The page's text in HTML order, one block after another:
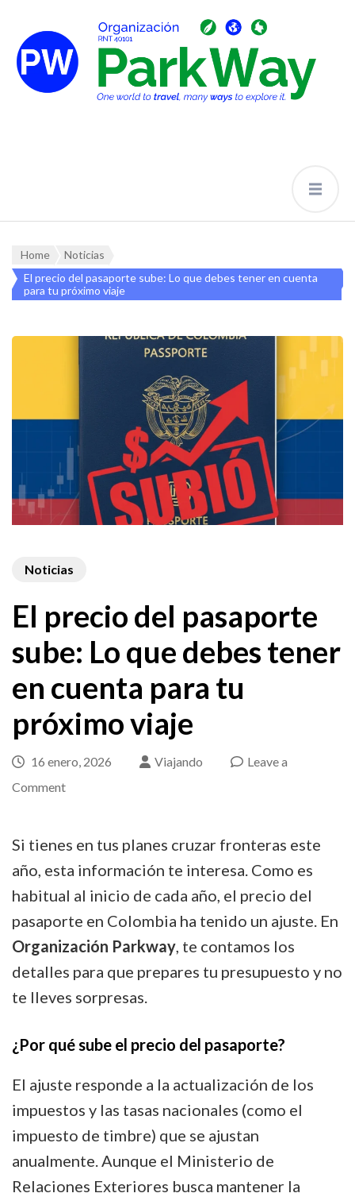
Home
Noticias
El precio del pasaporte sube: Lo que debes tener en cuenta
para tu próximo viaje
Noticias
El precio del pasaporte
sube: Lo que debes tener
en cuenta para tu
próximo viaje
16 enero, 2026 Viajando
Leave a
Commenton
precio
del
pasaporte
sube:
en
para
tu
próximo
viaje
Si tienes en tus planes cruzar fronteras este
año, esta información te interesa. Como es
habitual al inicio de cada año, el precio del
pasaporte en Colombia ha tenido un ajuste. En
Organización Parkway, te contamos los
detalles para que prepares tu presupuesto y no
te lleves sorpresas.
¿Por qué sube el precio del pasaporte?
El ajuste responde a la actualización de los
impuestos y las tasas nacionales (como el
impuesto de timbre) que se ajustan
anualmente. Aunque el Ministerio de
Relaciones Exteriores busca mantener la